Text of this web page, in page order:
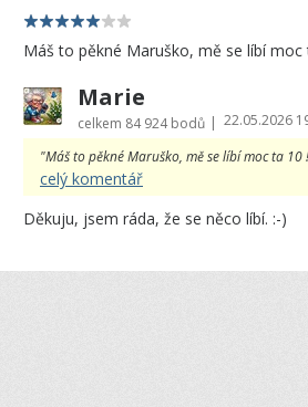
Máš to pěkné Maruško, mě se líbí moc
Marie
celkem 84 924 bodů | 22.05.2026
"Máš to pěkné Maruško, mě se líbí moc ta 10
celý komentář
Děkuju, jsem ráda, že se něco líbí. :-)